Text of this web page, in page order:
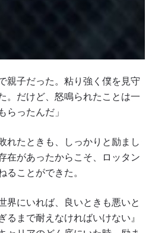
親子だった。粘り強く僕を見守
。だけど、怒鳴られたことは一
らったんだ」
れたときも、しっかりと励まし
在があったからこそ、ロッタン
ることができた。
界にいれば、良いときも悪いと
るまで耐えなければいけない』